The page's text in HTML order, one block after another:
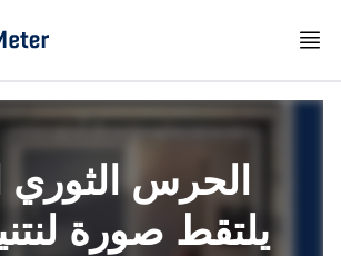
الحرس الثوري
يلتقط صورة